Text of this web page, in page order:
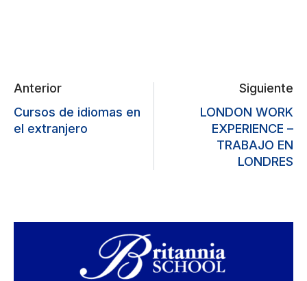
Anterior
Cursos de idiomas en
el extranjero
Siguiente
LONDON WORK
EXPERIENCE –
TRABAJO EN
LONDRES